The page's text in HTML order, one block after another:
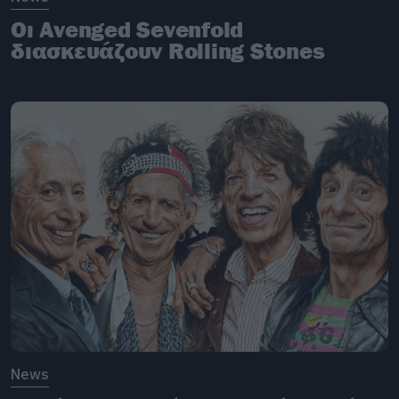
Οι Avenged Sevenfold
διασκευάζουν Rolling Stones
News